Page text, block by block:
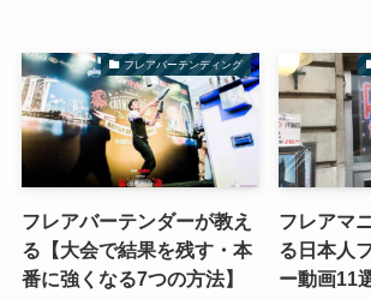
フレアバーテンディング
フレアバーテンダーが教え
る【大会で結果を残す・本
番に強くなる7つの方法】
フレアマ
る日本人
ー動画11